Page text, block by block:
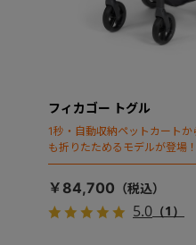
フィカゴー トグル
1秒・自動収納ペットカート
も折りたためるモデルが登場
￥84,700
5.0 （1）